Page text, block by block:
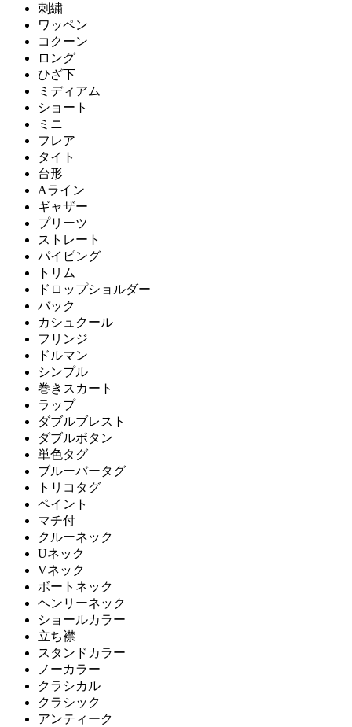
刺繍
ワッペン
コクーン
ロング
ひざ下
ミディアム
ショート
ミニ
フレア
タイト
台形
Aライン
ギャザー
プリーツ
ストレート
パイピング
トリム
ドロップショルダー
バック
カシュクール
フリンジ
ドルマン
シンプル
巻きスカート
ラップ
ダブルブレスト
ダブルボタン
単色タグ
ブルーバータグ
トリコタグ
ペイント
マチ付
クルーネック
Uネック
Vネック
ボートネック
ヘンリーネック
ショールカラー
立ち襟
スタンドカラー
ノーカラー
クラシカル
クラシック
アンティーク